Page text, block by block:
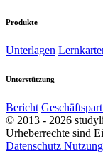
Produkte
Unterlagen
Unterstützung
Bericht
© 2013 - 2026
Urheberrechte sind
Datenschutz